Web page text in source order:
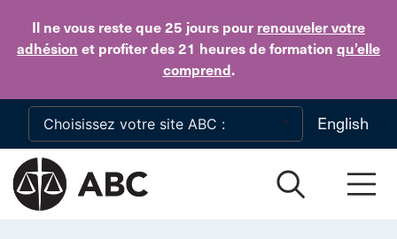
Il ne vous reste que 25 jours pour renouveler votre
adhésion et profiter des 21 heures de formation qu’elle
comprend.
Skip to main content
English